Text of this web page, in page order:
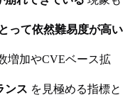
って依然難易度が高い
増加やCVEベース拡
ンス を見極める指標と